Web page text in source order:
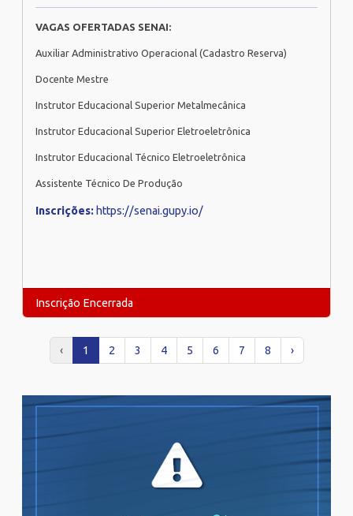
VAGAS OFERTADAS SENAI:
Auxiliar Administrativo Operacional (Cadastro Reserva)
Docente Mestre
Instrutor Educacional Superior Metalmecânica
Instrutor Educacional Superior Eletroeletrônica
Instrutor Educacional Técnico Eletroeletrônica
Assistente Técnico De Produção
Inscrições: https://senai.gupy.io/
Inscrição Encerrada
‹ 1 2 3 4 5 6 7 8 ›